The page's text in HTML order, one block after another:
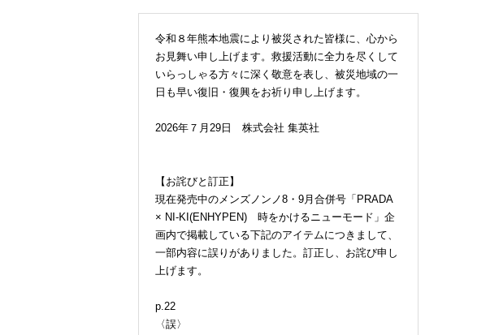
令和８年熊本地震により被災された皆様に、心から
お見舞い申し上げます。救援活動に全力を尽くして
いらっしゃる方々に深く敬意を表し、被災地域の一
日も早い復旧・復興をお祈り申し上げます。
2026年７月29日 株式会社 集英社
【お詫びと訂正】
現在発売中のメンズノンノ8・9月合併号「PRADA
× NI-KI(ENHYPEN) 時をかけるニューモード」企
画内で掲載している下記のアイテムにつきまして、
一部内容に誤りがありました。訂正し、お詫び申し
上げます。
p.22
〈誤〉